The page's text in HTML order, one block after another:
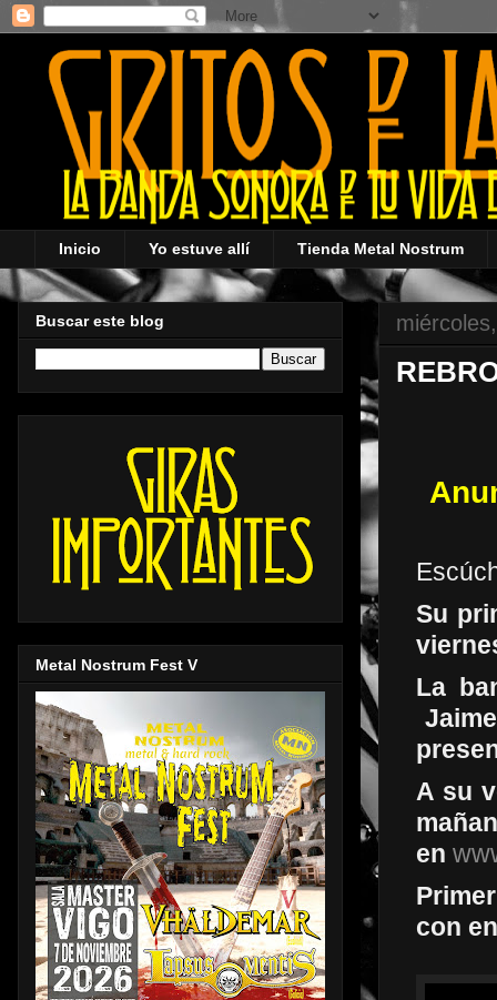
Inicio Yo estuve allí Tienda Metal Nostrum
Su
La
A su
en
con
Buscar este blog
Metal Nostrum Fest V